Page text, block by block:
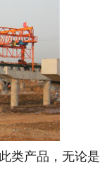
机
备
重机
类产品，无论是